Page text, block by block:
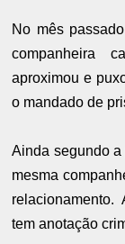
No mês
companheira
aproximou e
o mandado de
Ainda segundo
mesma
tem anotação